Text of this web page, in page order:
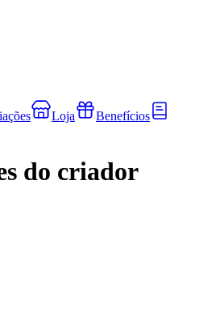
Loja
Benefícios
do criador